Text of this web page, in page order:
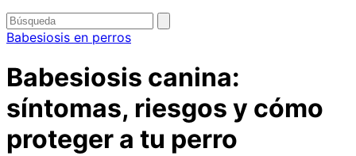
Buscar
por
búsqueda
Babesiosis en perros
Babesiosis canina:
síntomas, riesgos y cómo
proteger a tu perro